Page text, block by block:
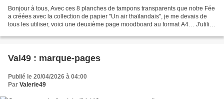
Bonjour à tous, Avec ces 8 planches de tampons transparents que notre Fée
a créées avec la collection de papier "Un air thaïlandais", je me devais de
tous les utiliser, voici une deuxième page moodboard au format A4… J'utilise
Val49 : marque-pages
Publié le 20/04/2026 à 04:00
Par Valerie49